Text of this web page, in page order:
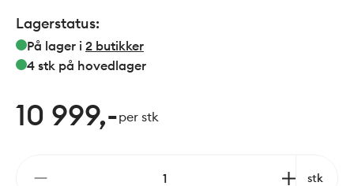
og gjør lokket enkelt å løfte.
Lagerstatus:
På lager i 2 butikker
4 stk på hovedlager
10 999,-per stk
stk